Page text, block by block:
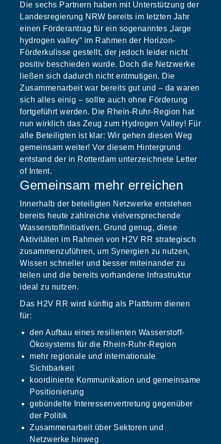
Die sechs Partnern haben mit Unterstützung der
Landesregierung NRW bereits im letzten Jahr
einen Förderantrag für ein sogenanntes „large
hydrogen valley“ im Rahmen der Horizon-
Förderkulisse gestellt, der jedoch leider nicht
positiv beschieden wurde. Doch die Netzwerke
ließen sich dadurch nicht entmutigen. Die
Zusammenarbeit war bereits gut und – da waren
sich alles einig – sollte auch ohne Förderung
fortgeführt werden. Die Rhein-Ruhr-Region hat
nun wirklich das Zeug zum Hydrogen Valley! Für
alle Beteiligten ist klar: Wir gehen diesen Weg
gemeinsam weiter! Vor diesem Hintergrund
entstand der in Rotterdam unterzeichnete Letter
of Intent.
Gemeinsam mehr erreichen
Innerhalb der beteiligten Netzwerke entstehen
bereits heute zahlreiche vielversprechende
Wasserstoffinitiativen. Grund genug, diese
Aktivitäten im Rahmen von H2V RR strategisch
zusammenzuführen, um Synergien zu nutzen,
Wissen schneller und besser miteinander zu
teilen und die bereits vorhandene Infrastruktur
ideal zu nutzen.
Das H2V RR wird künftig als Plattform dienen
für:
den Aufbau eines resilienten Wasserstoff-
Ökosystems für die Rhein-Ruhr-Region
mehr regionale und internationale
Sichtbarkeit
koordinierte Kommunikation und gemeinsame
Positionierung
gebündelte Interessenvertretung gegenüber
der Politik
Zusammenarbeit über Sektoren und
Netzwerke hinweg